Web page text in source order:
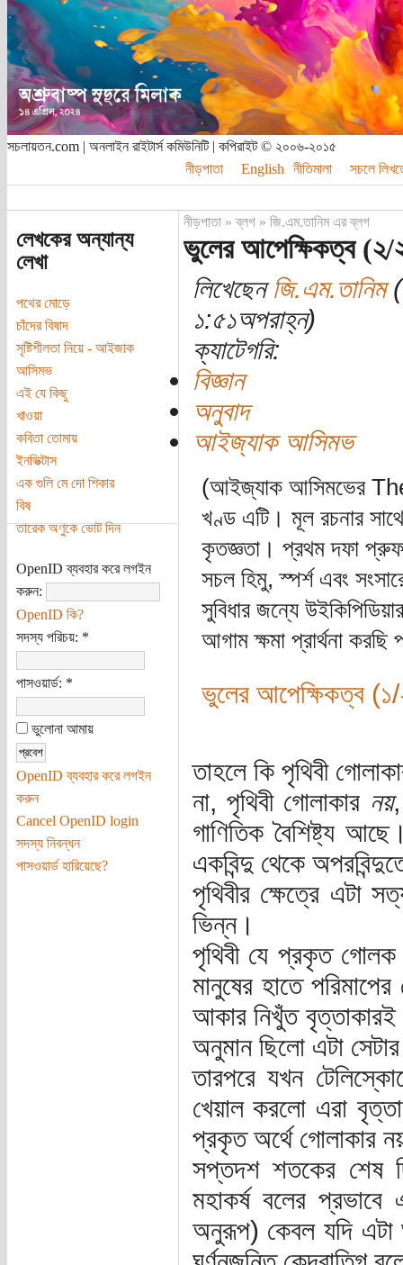
সচলায়তন.com | অনলাইন রাইটার্স কমিউনিটি | কপিরাইট © ২০০৬-২০১৫
নীড়পাতা
English নীতিমালা সচলে
লেখকের অন্যান্য
লেখা
পথের মোড়ে
চাঁদের বিষাদ
সৃষ্টিশীলতা নিয়ে - আইজাক
আসিমভ
এই যে কিছু
খাওয়া
কবিতা তোমায়
ইনভিক্টাস
এক গুলি মে দো শিকার
বিষ
তারেক অণুকে ভোট দিন
OpenID ব্যবহার করে লগইন
করুন:
OpenID কি?
সদস্য পরিচয়: *
পাসওয়ার্ড: *
ভুলোনা আমায়
OpenID ব্যবহার করে লগইন
করুন
Cancel OpenID login
সদস্য নিবন্ধন
পাসওয়ার্ড হারিয়েছে?
নীড়পাতা»ব্লগ» জি.এম.তানিম এর ব্লগ
ভুলের আপেক্ষিকত্ব (২/
লিখেছেনজি.এম.তানিম
১:৫১অপরাহ্ন)
ক্যাটেগরি:
বিজ্ঞান
অনুবাদ
আইজ্যাক আসিমভ
(আইজ্যাক আসিমভের
খণ্ড এটি। মূল রচনার
কৃতজ্ঞতা। প্রথম দফা প্রুফ
সচল হিমু, স্পর্শ এবং
সুবিধার জন্যে
আগাম ক্ষমা প্রার্থনা
ভুলের আপেক্ষিকত্ব
তাহলে কি পৃথিবী
না, পৃথিবী গোলাকার নয়
গাণিতিক বৈশিষ্ট্য
একবিন্দু থেকে
পৃথিবীর ক্ষেত্রে এটা
ভিন্ন।
পৃথিবী যে প্রকৃত গোলক
মানুষের হাতে
আকার নিখুঁত বৃত্তাকারই
অনুমান ছিলো এটা সেটার
তারপরে যখন
খেয়াল করলো এরা
প্রকৃত অর্থে গোলাকার
সপ্তদশ শতকের শেষ
মহাকর্ষ বলের
অনুরূপ) কেবল যদি এটা